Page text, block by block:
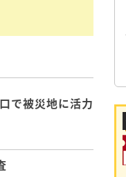
で被災地に活力